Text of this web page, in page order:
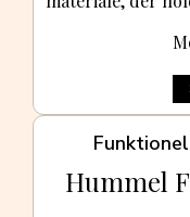
Hummel